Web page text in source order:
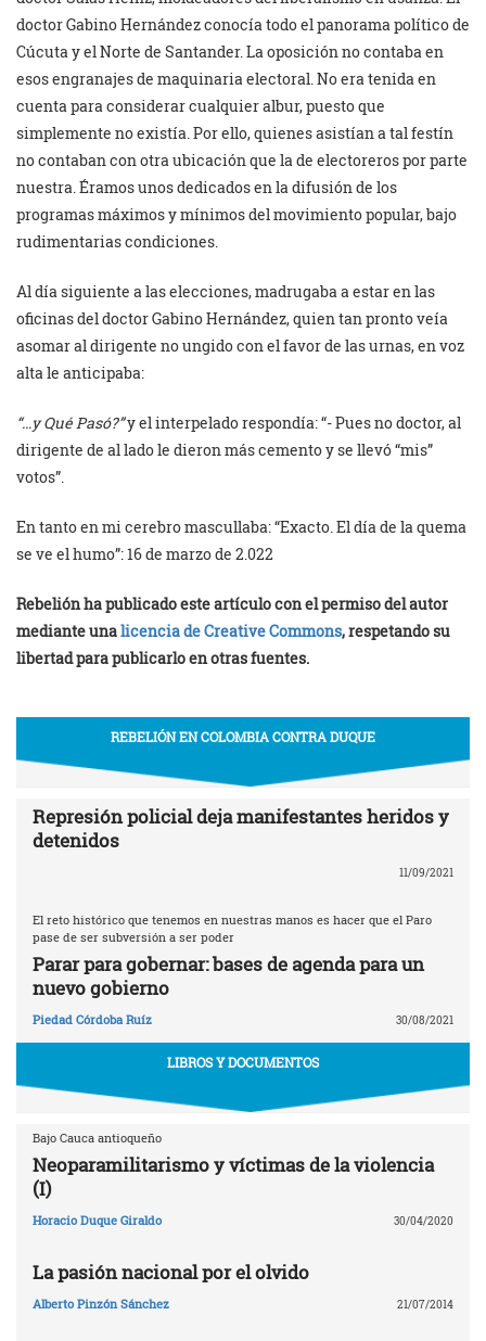
doctor Gabino Hernández conocía todo el panorama político de
Cúcuta y el Norte de Santander. La oposición no contaba en
esos engranajes de maquinaria electoral. No era tenida en
cuenta para considerar cualquier albur, puesto que
simplemente no existía. Por ello, quienes asistían a tal festín
no contaban con otra ubicación que la de electoreros por parte
nuestra. Éramos unos dedicados en la difusión de los
programas máximos y mínimos del movimiento popular, bajo
rudimentarias condiciones.
Al día siguiente a las elecciones, madrugaba a estar en las
oficinas del doctor Gabino Hernández, quien tan pronto veía
asomar al dirigente no ungido con el favor de las urnas, en voz
alta le anticipaba:
“…y Qué Pasó?”y el interpelado respondía: “- Pues no doctor, al
dirigente de al lado le dieron más cemento y se llevó “mis”
votos”.
En tanto en mi cerebro mascullaba: “Exacto. El día de la quema
se ve el humo”: 16 de marzo de 2.022
Rebelión ha publicado este artículo con el permiso del autor
mediante unalicencia de Creative Commons, respetando su
libertad para publicarlo en otras fuentes.
REBELIÓN EN COLOMBIA CONTRA DUQUE
Represión policial deja manifestantes heridos y
detenidos
11/09/2021
El reto histórico que tenemos en nuestras manos es hacer que el Paro
pase de ser subversión a ser poder
Parar para gobernar: bases de agenda para un
nuevo gobierno
Piedad Córdoba Ruíz 30/08/2021
LIBROS Y DOCUMENTOS
Bajo Cauca antioqueño
Neoparamilitarismo y víctimas de la violencia
(I)
Horacio Duque Giraldo 30/04/2020
La pasión nacional por el olvido
Alberto Pinzón Sánchez 21/07/2014